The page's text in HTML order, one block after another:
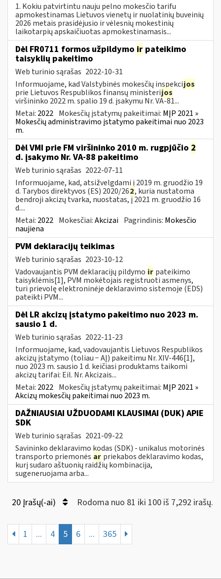
1. Kokiu patvirtintu nauju pelno mokesčio tarifu
apmokestinamas Lietuvos vienetų ir nuolatinių buveinių
2026 metais prasidėjusio ir vėlesnių mokestinių
laikotarpių apskaičiuotas apmokestinamasis...
Dėl FR0711 formos užpildymo ir pateikimo
taisyklių pakeitimo
Web turinio sąrašas 2022-10-31
Informuojame, kad Valstybinės mokesčių inspekcijos
prie Lietuvos Respublikos finansų ministerijos
viršininko 2022 m. spalio 19 d. įsakymu Nr. VA-81...
Metai: 2022 Mokesčių įstatymų pakeitimai: MĮP 2021 »
Mokesčių administravimo įstatymo pakeitimai nuo 2023
m.
Dėl VMI prie FM viršininko 2010 m. rugpjūčio 2
d. įsakymo Nr. VA-88 pakeitimo
Web turinio sąrašas 2022-07-11
Informuojame, kad, atsižvelgdami į 2019 m. gruodžio 19
d. Tarybos direktyvos (ES) 2020/262, kuria nustatoma
bendroji akcizų tvarka, nuostatas, į 2021 m. gruodžio 16
d....
Metai: 2022 Mokesčiai:Akcizai Pagrindinis: Mokesčio
naujiena
PVM deklaracijų teikimas
Web turinio sąrašas 2023-10-12
Vadovaujantis PVM deklaracijų pildymo ir pateikimo
taisyklėmis[1], PVM mokėtojais registruoti asmenys,
turi prievolę elektroninėje deklaravimo sistemoje (EDS)
pateikti PVM...
Dėl LR akcizų įstatymo pakeitimo nuo 2023 m.
sausio 1 d.
Web turinio sąrašas 2022-11-23
Informuojame, kad, vadovaujantis Lietuvos Respublikos
akcizų įstatymo (toliau − AĮ) pakeitimu Nr. XIV-446[1],
nuo 2023 m. sausio 1 d. keičiasi produktams taikomi
akcizų tarifai: Eil. Nr. Akcizais...
Metai: 2022 Mokesčių įstatymų pakeitimai: MĮP 2021 »
Akcizų mokesčių pakeitimai nuo 2023 m.
DAŽNIAUSIAI UŽDUODAMI KLAUSIMAI (DUK) APIE
SDK
Web turinio sąrašas 2021-09-22
Savininko deklaravimo kodas (SDK) - unikalus motorinės
transporto priemonės ar priekabos deklaravimo kodas,
kurį sudaro aštuonių raidžių kombinacija,
sugeneruojama arba...
20 Įrašų(-ai) Rodoma nuo 81 iki 100 iš 7,292 irašų.
1 ... 4 5 6 ... 365